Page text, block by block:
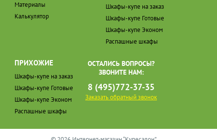
Материалы
Калькулятор
Шкафы-купе на заказ
Шкафы-купе Готовые
Шкафы-купе Эконом
Распашные шкафы
ПРИХОЖИЕ
Шкафы-купе на заказ
Шкафы-купе Готовые
Шкафы-купе Эконом
Распашные шкафы
ОСТАЛИСЬ ВОПРОСЫ?
ЗВОНИТЕ НАМ:
8 (495)772-37-35
Заказать обратный звонок